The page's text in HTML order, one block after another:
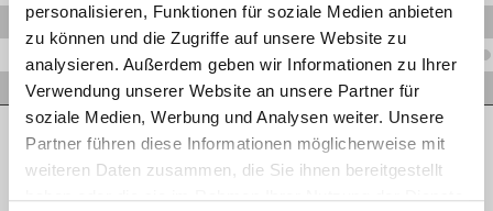
personalisieren, Funktionen für soziale Medien anbieten
zu können und die Zugriffe auf unsere Website zu
analysieren. Außerdem geben wir Informationen zu Ihrer
Verwendung unserer Website an unsere Partner für
soziale Medien, Werbung und Analysen weiter. Unsere
Partner führen diese Informationen möglicherweise mit
weiteren Daten zusammen, die Sie ihnen bereitgestellt
haben oder die sie im Rahmen Ihrer Nutzung der Dienste
V.XFKS12R3/8VA
V.XFKS14R1/2VA
V.XFKS16R1/2VA
L- Leicht